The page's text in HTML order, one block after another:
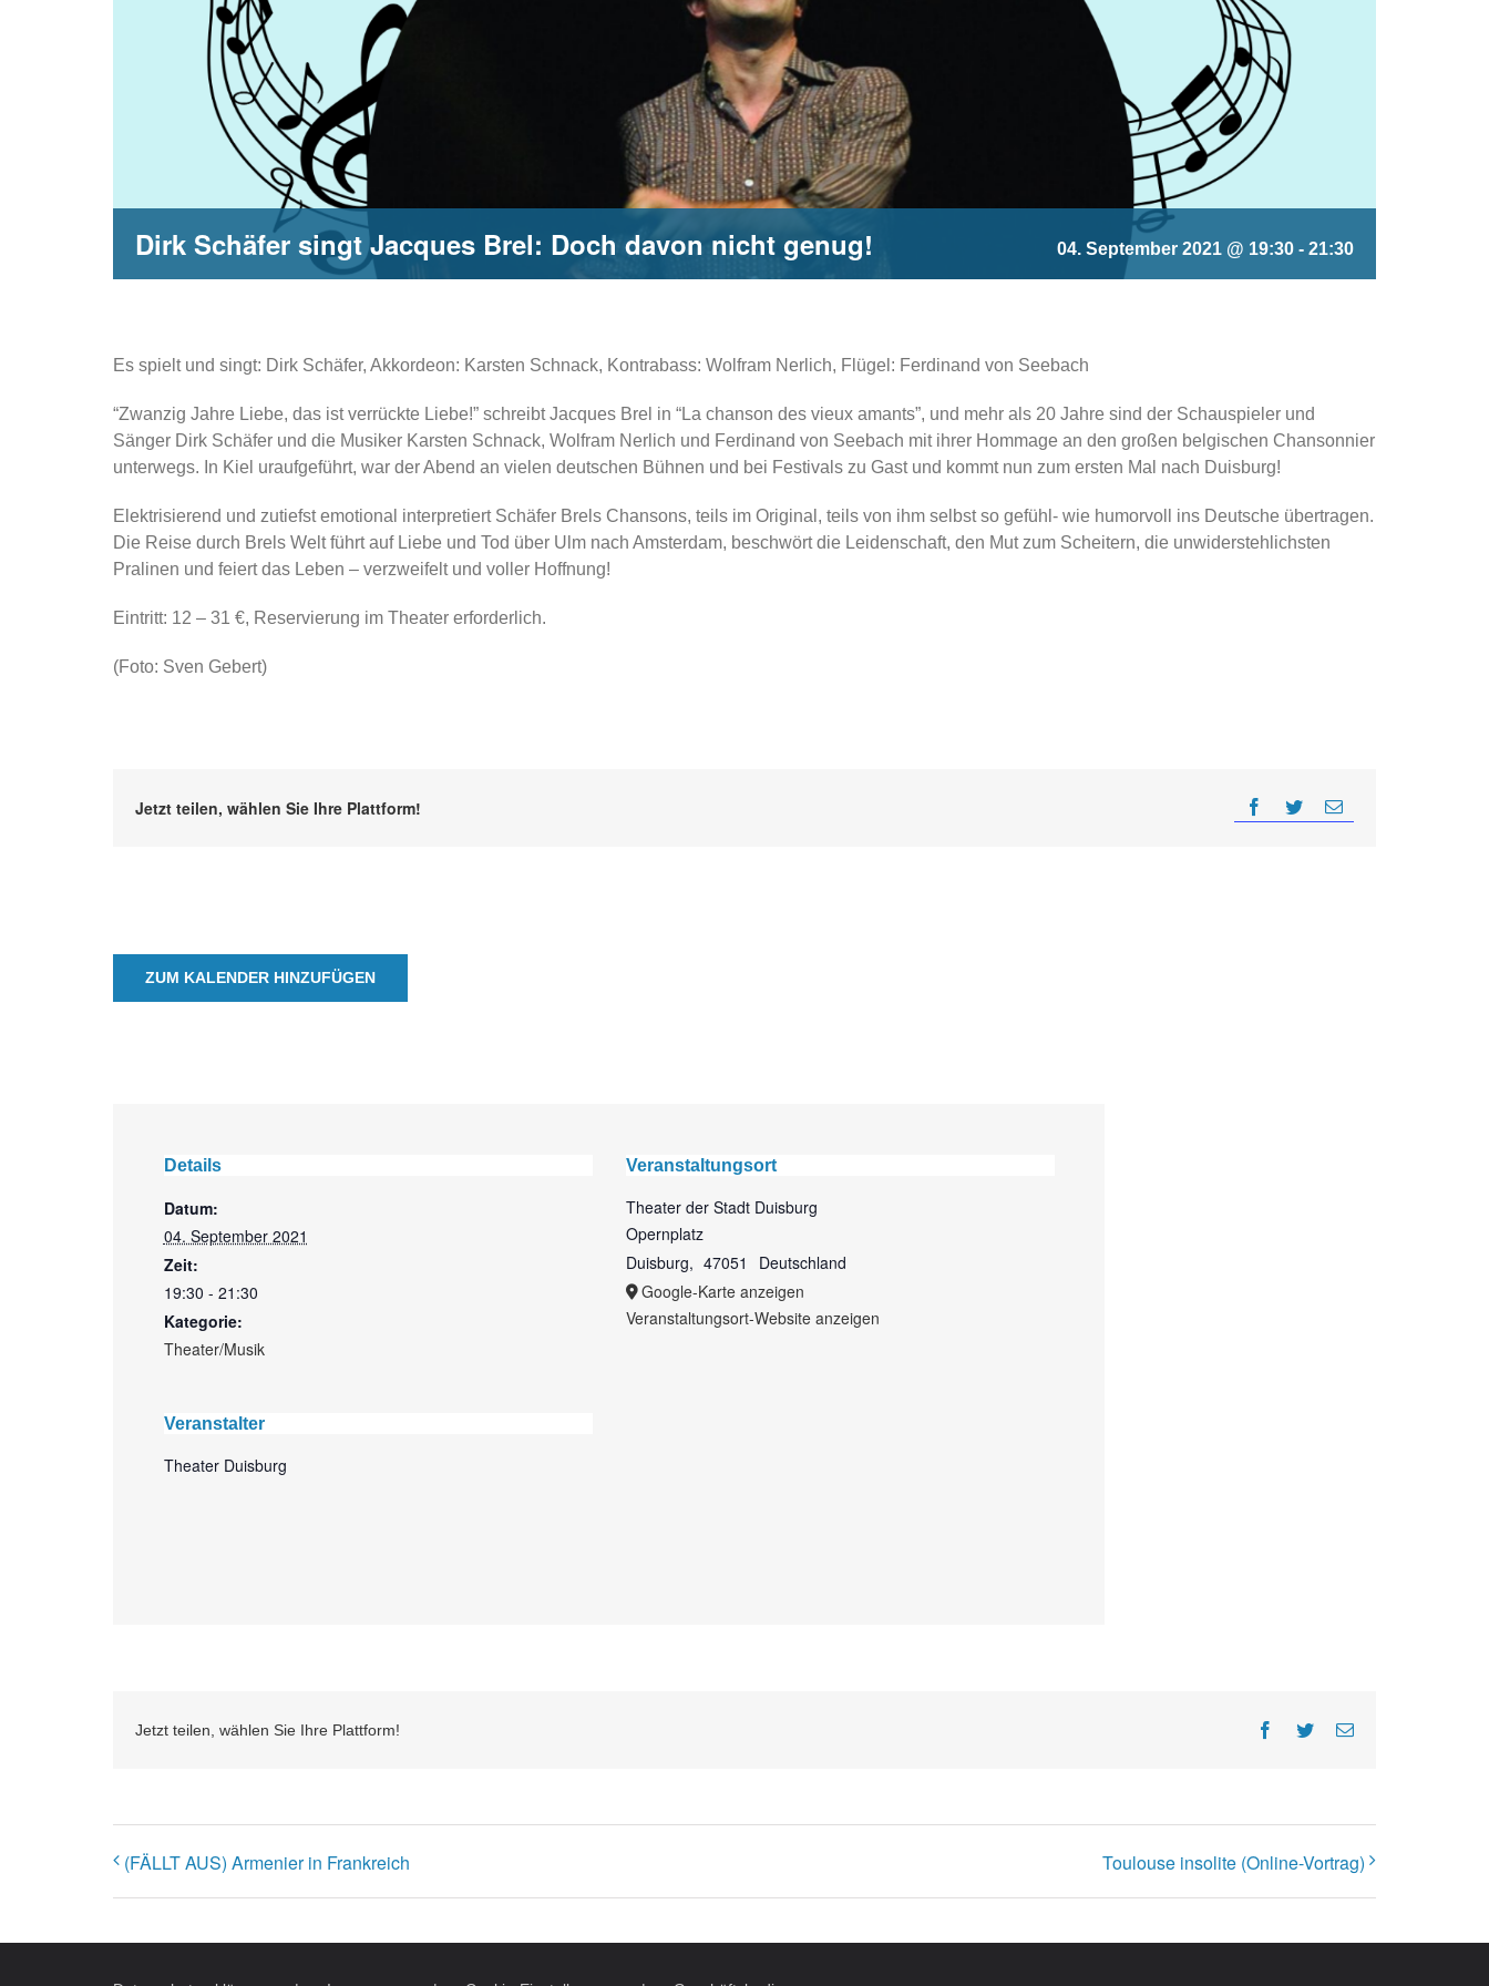
Dirk Schäfer singt Jacques Brel: Doch davon nicht genug! 04. September 2021 @ 19:30 - 21:30
Es spielt und singt: Dirk Schäfer, Akkordeon: Karsten Schnack, Kontrabass: Wolfram Nerlich, Flügel: Ferdinand von Seebach
“Zwanzig Jahre Liebe, das ist verrückte Liebe!” schreibt Jacques Brel in “La chanson des vieux amants”, und mehr als 20 Jahre sind der Schauspieler und
Sänger Dirk Schäfer und die Musiker Karsten Schnack, Wolfram Nerlich und Ferdinand von Seebach mit ihrer Hommage an den großen belgischen Chansonnier
unterwegs. In Kiel uraufgeführt, war der Abend an vielen deutschen Bühnen und bei Festivals zu Gast und kommt nun zum ersten Mal nach Duisburg!
Elektrisierend und zutiefst emotional interpretiert Schäfer Brels Chansons, teils im Original, teils von ihm selbst so gefühl- wie humorvoll ins Deutsche übertragen.
Die Reise durch Brels Welt führt auf Liebe und Tod über Ulm nach Amsterdam, beschwört die Leidenschaft, den Mut zum Scheitern, die unwiderstehlichsten
Pralinen und feiert das Leben – verzweifelt und voller Hoffnung!
Eintritt: 12 – 31 €, Reservierung im Theater erforderlich.
(Foto: Sven Gebert)
Jetzt teilen, wählen Sie Ihre Plattform!
ZUM KALENDER HINZUFÜGEN
Details
Datum:
04. September 2021
Zeit:
19:30 - 21:30
Kategorie:
Theater/Musik
Veranstalter
Theater Duisburg
Veranstaltungsort
Theater der Stadt Duisburg
Opernplatz
Duisburg, 47051
Deutschland
Google-Karte anzeigen
Veranstaltungsort-Website anzeigen
Jetzt teilen, wählen Sie Ihre Plattform! Facebook
TwitterE-
(FÄLLT AUS) Armenier in Frankreich Toulouse insolite (Online-Vortrag)